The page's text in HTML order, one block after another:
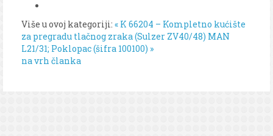
Više u ovoj kategoriji: « K 66204 – Kompletno kućište
za pregradu tlačnog zraka (Sulzer ZV40/48) MAN
L21/31; Poklopac (šifra 100100) »
na vrh članka